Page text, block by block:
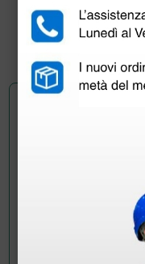
(Prezzo i.e.)
Chiedi a un collega
Hai ancora